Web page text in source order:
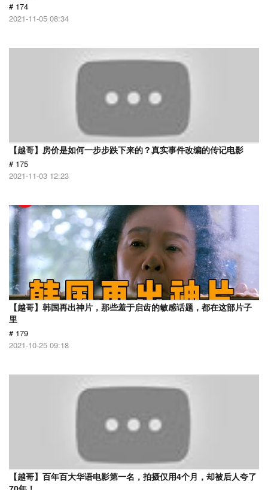
# 174
2021-11-05 08:34
【越哥】房价是如何一步步跌下来的？真实事件改编的传记电影
# 175
2021-11-03 12:23
【越哥】韩国再出神片，那些羞于启齿的敏感话题，都在这部片子
里
# 179
2021-10-25 09:18
【越哥】百年百大华语电影第一名，拍摄仅用4个月，却被后人夸了